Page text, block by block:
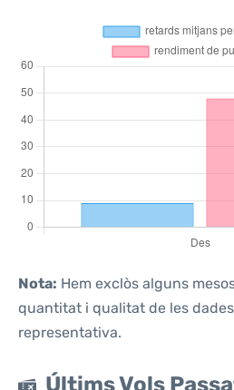
Nota: Hem exclòs alguns
quantitat i qualitat de les
representativa.
Últims Vols